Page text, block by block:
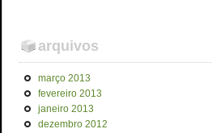
arquivos
março 2013
fevereiro 2013
janeiro 2013
dezembro 2012